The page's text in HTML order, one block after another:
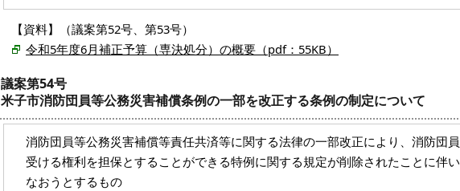
【資料】（議案第52号、第53号）
令和5年度6月補正予算（専決処分）の概要（pdf：55KB）
議案第54号
米子市消防団員等公務災害補償条例の一部を改正する条例の制定について
消防団員等公務災害補償等責任共済等に関する法律の一部改正により、消防団
受ける権利を担保とすることができる特例に関する規定が削除されたことに伴
なおうとするもの